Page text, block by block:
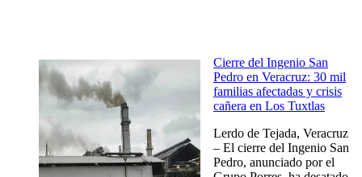
Cierre del Ingenio San
Pedro en Veracruz: 30 mil
familias afectadas y crisis
cañera en Los Tuxtlas
Lerdo de Tejada, Veracruz
– El cierre del Ingenio San
Pedro, anunciado por el